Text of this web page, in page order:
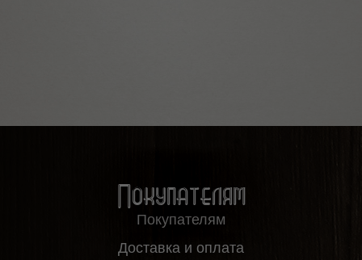
Покупателям
Покупателям
Доставка и оплата